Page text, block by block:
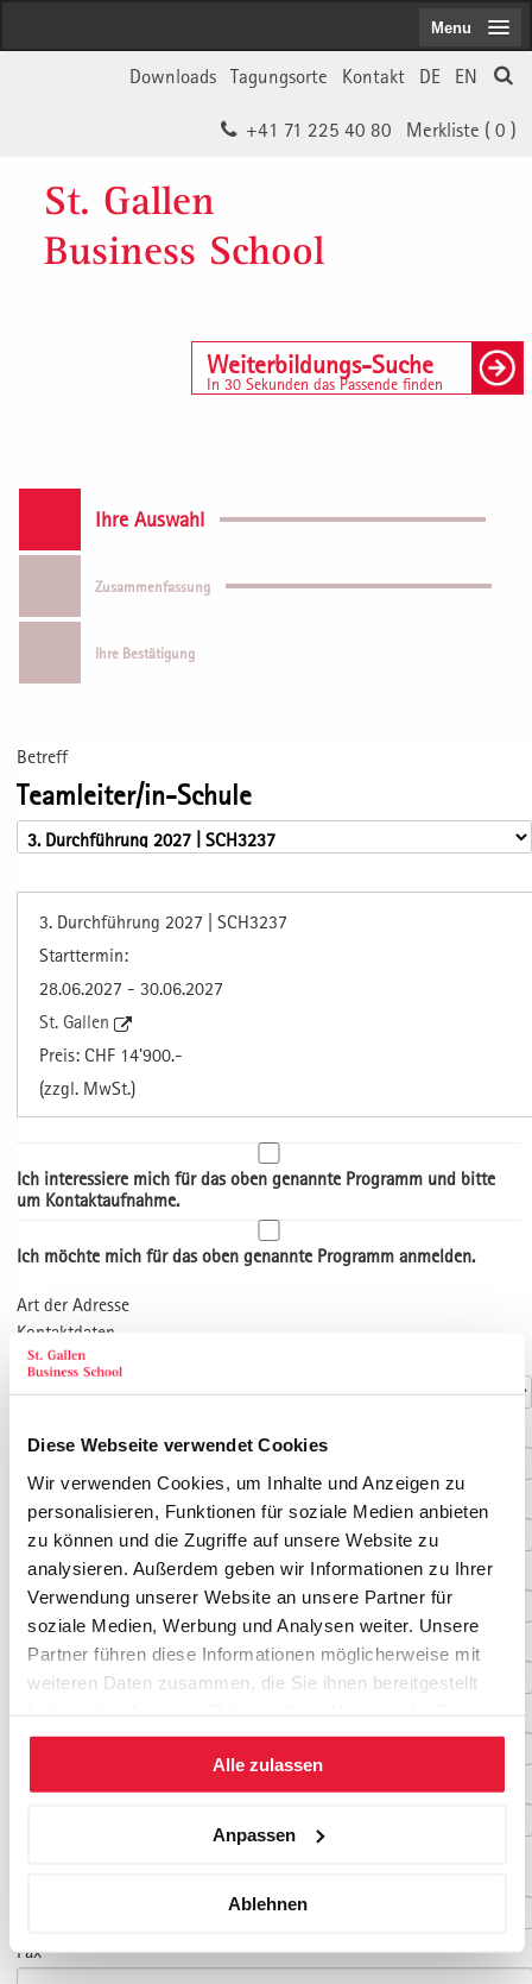
Diese Webseite verwendet Cookies
Wir verwenden Cookies, um Inhalte und Anzeigen zu
personalisieren, Funktionen für soziale Medien anbieten
zu können und die Zugriffe auf unsere Website zu
analysieren. Außerdem geben wir Informationen zu Ihrer
Verwendung unserer Website an unsere Partner für
soziale Medien, Werbung und Analysen weiter. Unsere
Partner führen diese Informationen möglicherweise mit
weiteren Daten zusammen, die Sie ihnen bereitgestellt
gesammelt haben.
Alle zulassen
Anpassen
Ablehnen
EN
DE
Kontakt
Tagungsorte
Downloads
Merkliste ( 0 )
+41 71 225 40 80
St. Gallen
Business School
Weiterbildungs-Suche
In 30 Sekunden das Passende finden
Menu
Ihre Auswahl
Zusammenfassung
Ihre Bestätigung
Betreff
Teamleiter/in-Schule
3. Durchführung 2027 | SCH3237
Starttermin:
28.06.2027 - 30.06.2027
St. Gallen
Preis: CHF 14'900.-
(zzgl. MwSt.)
Ich interessiere mich für das oben genannte Programm und bitte
um Kontaktaufnahme.
Ich möchte mich für das oben genannte Programm anmelden.
Art der Adresse
Kontaktdaten
Anrede*
Nachname*
Geburtsdatum
E-Mail Teilnehmer/in
Fax